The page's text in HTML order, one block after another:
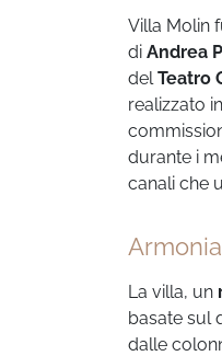
Villa Molin
di Andrea
delTeatro
realizzato
durante i
canali che
La villa, un
basate sul
dalle